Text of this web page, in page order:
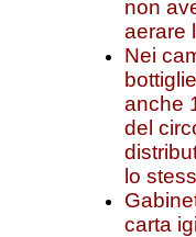
non
aerare
Nei
anche
del
lo
carta